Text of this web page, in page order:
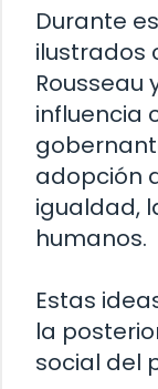
Durante
ilustrados
Rousseau
influencia
adopción
igualdad,
humanos.
Estas
la
social del